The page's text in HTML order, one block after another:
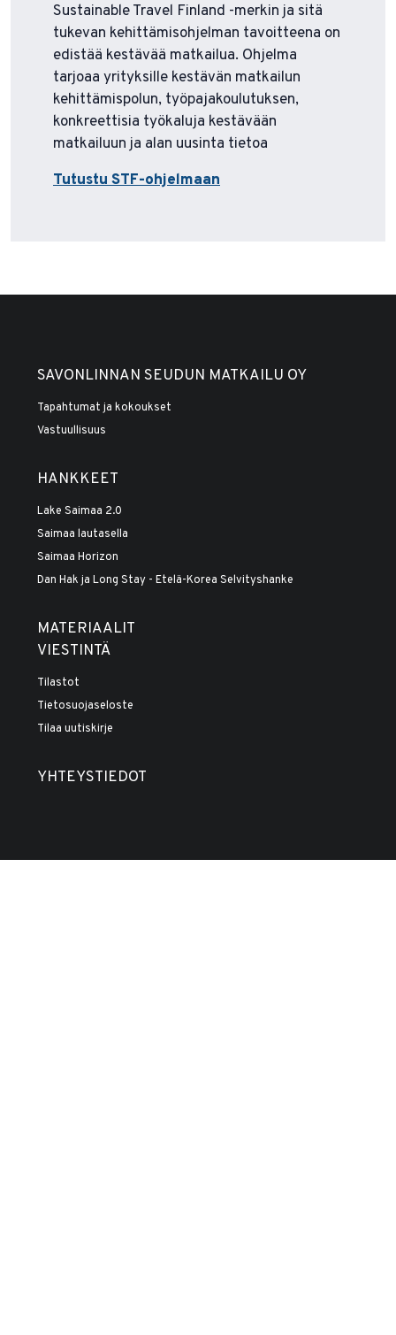
Sustainable Travel Finland -merkin ja sitä
tukevan kehittämisohjelman tavoitteena on
edistää kestävää matkailua. Ohjelma
tarjoaa yrityksille kestävän matkailun
kehittämispolun, työpajakoulutuksen,
konkreettisia työkaluja kestävään
matkailuun ja alan uusinta tietoa
Tutustu STF-ohjelmaan
SAVONLINNAN SEUDUN MATKAILU OY
Tapahtumat ja kokoukset
Vastuullisuus
HANKKEET
Lake Saimaa 2.0
Saimaa lautasella
Saimaa Horizon
Dan Hak ja Long Stay - Etelä-Korea Selvityshanke
MATERIAALIT
VIESTINTÄ
Tilastot
Tietosuojaseloste
Tilaa uutiskirje
YHTEYSTIEDOT